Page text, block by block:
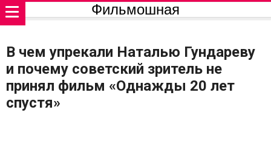
Фильмошная
В чем упрекали Наталью Гундареву
и почему советский зритель не
принял фильм «Однажды 20 лет
спустя»